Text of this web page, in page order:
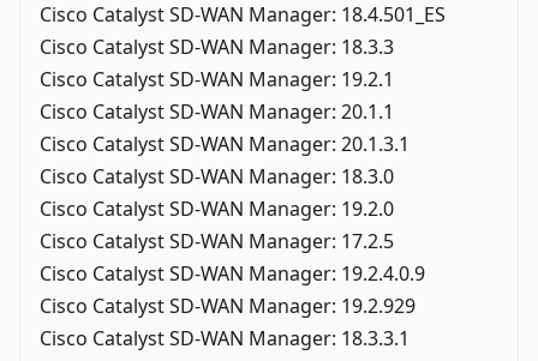
Cisco Catalyst SD-WAN Manager: 18.4.501_ES
Cisco Catalyst SD-WAN Manager: 18.3.3
Cisco Catalyst SD-WAN Manager: 19.2.1
Cisco Catalyst SD-WAN Manager: 20.1.1
Cisco Catalyst SD-WAN Manager: 20.1.3.1
Cisco Catalyst SD-WAN Manager: 18.3.0
Cisco Catalyst SD-WAN Manager: 19.2.0
Cisco Catalyst SD-WAN Manager: 17.2.5
Cisco Catalyst SD-WAN Manager: 19.2.4.0.9
Cisco Catalyst SD-WAN Manager: 19.2.929
Cisco Catalyst SD-WAN Manager: 18.3.3.1